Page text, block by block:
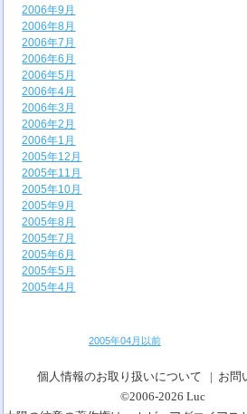
2006年9月
2006年8月
2006年7月
2006年6月
2006年5月
2006年4月
2006年3月
2006年2月
2006年1月
2005年12月
2005年11月
2005年10月
2005年9月
2005年8月
2005年7月
2005年6月
2005年5月
2005年4月
2005年04月以前
個人情報のお取り扱いについて
お問
©2006-2026Luc